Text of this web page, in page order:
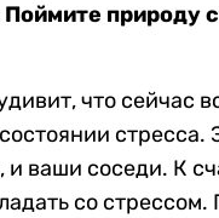
природу
что сейчас
стресса.
и ваши соседи. К
со стрессом.